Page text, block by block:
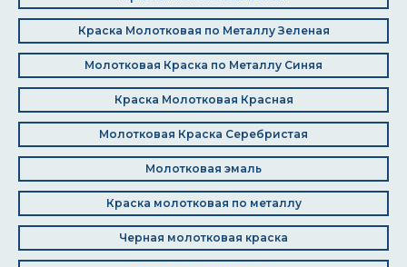
Краска Молотковая по Металлу Зеленая
Молотковая Краска по Металлу Синяя
Краска Молотковая Красная
Молотковая Краска Серебристая
Молотковая эмаль
Краска молотковая по металлу
Черная молотковая краска